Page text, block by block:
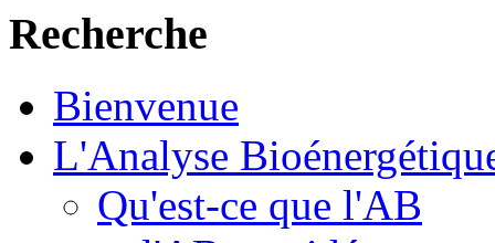
Recherche
Bienvenue
L'Analyse
Qu'est-ce que l'AB